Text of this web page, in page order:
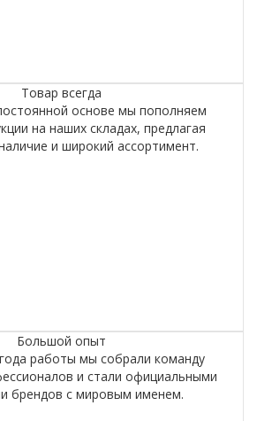
Товар всегда
основе мы пополняем
на наших складах, предлагая
и широкий ассортимент.
Большой опыт
работы мы собрали команду
и стали официальными
брендов с мировым именем.